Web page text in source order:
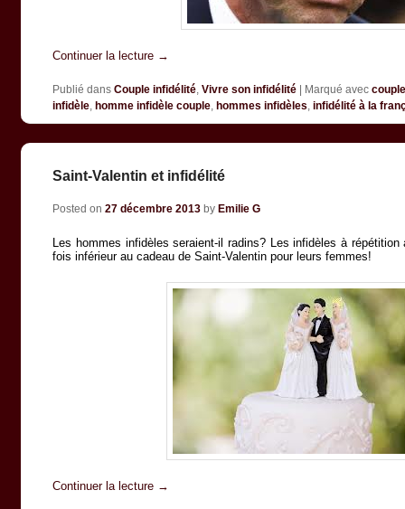
Continuer la lecture →
Publié dans Couple infidélité,Vivre son infidélité | Marqué avec
infidèle,homme infidèle couple,hommes infidèles,infidélité à la
Saint-Valentin et infidélité
Posted on27 décembre 2013 byEmilie G
Les hommes infidèles seraient-il radins? Les infidèles à
fois inférieur au cadeau de Saint-Valentin pour leurs femmes!
Continuer la lecture →